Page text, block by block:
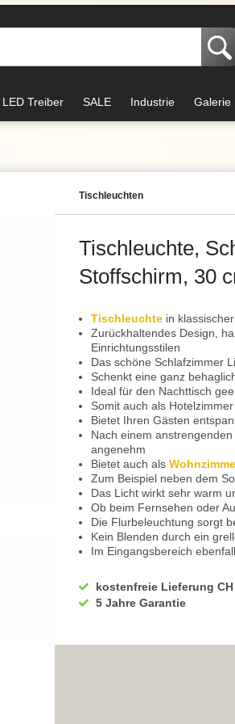
LED Treiber SALE Industrie Galerie
Tisch­leuchten
Tischleuchte,
Stoffschirm, 30
Tischleuchte in
Zurückhaltendes Design,
Einrichtungsstilen
Das schöne Schlafzimmer
Schenkt eine ganz
Ideal für den Nachttisch
Somit auch als
Bietet Ihren Gästen
Nach einem
angenehm
Bietet auch als
Zum Beispiel neben dem
Das Licht wirkt sehr warm
Ob beim Fernsehen oder
Die Flurbeleuchtung sorgt
Kein Blenden durch ein
Im Eingangsbereich
Hier wird Ihr
Auch Ihre Gäste werden
Lichtstimmung geniessen
kostenfreie Lieferung CH
5 Jahre Garantie